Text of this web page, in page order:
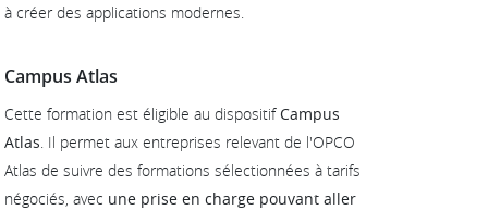
à créer des applications modernes.
Campus Atlas
Cette formation est éligible au dispositifCampus
Atlas . Il permet aux entreprises relevant de l'OPCO
Atlas de suivre des formations sélectionnées à tarifs
négociés, avec une prise en charge pouvant aller